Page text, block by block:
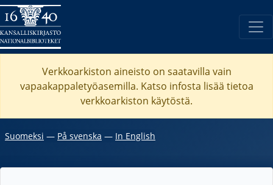
Verkkoarkiston aineisto on saatavilla vain
vapaakappaletyöasemilla. Katso infosta lisää tietoa
verkkoarkiston käytöstä.
Suomeksi ― På svenska ― In English